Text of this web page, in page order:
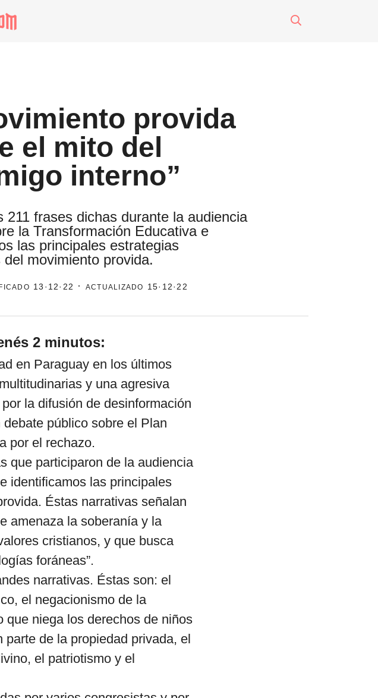
vip
fumigadas
de las mujeres
contratista
del terror
ilustrado
formato el surti
blog
contacto
provida
el mito del
interno”
211 frases dichas durante la audiencia
la Transformación Educativa e
las principales estrategias
del movimiento provida.
13·12·22 · actualizado 15·12·22
2 minutos:
en Paraguay en los últimos
y una agresiva
la difusión de desinformación
público sobre el Plan
por el rechazo.
que participaron de la audiencia
identificamos las principales
Éstas narrativas señalan
amenaza la soberanía y la
cristianos, y que busca
foráneas”.
narrativas. Éstas son: el
el negacionismo de la
que niega los derechos de niños
de la propiedad privada, el
el patriotismo y el